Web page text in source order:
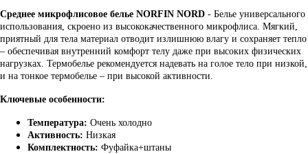
Среднее микрофлисовое белье NORFIN NORD - Белье универсального
использования, скроено из высококачественного микрофлиса. Мягкий,
приятный для тела материал отводит излишнюю влагу и сохраняет тепло
– обеспечивая внутренний комфорт телу даже при высоких физических
нагрузках. Термобелье рекомендуется надевать на голое тело при низкой,
и на тонкое термобелье – при высокой активности.
Ключевые особенности:
Температура: Очень холодно
Активность: Низкая
Комплектность: Фуфайка+штаны